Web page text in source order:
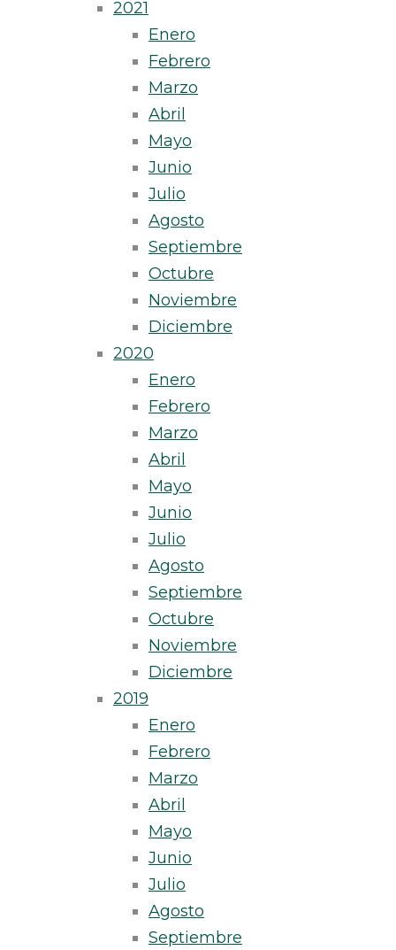
2021
Enero
Febrero
Marzo
Abril
Mayo
Junio
Julio
Agosto
Septiembre
Octubre
Noviembre
Diciembre
2020
Enero
Febrero
Marzo
Abril
Mayo
Junio
Julio
Agosto
Septiembre
Octubre
Noviembre
Diciembre
2019
Enero
Febrero
Marzo
Abril
Mayo
Junio
Julio
Agosto
Septiembre